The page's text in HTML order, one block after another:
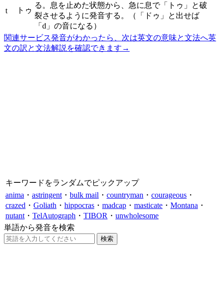
t トゥ
る。息を止めた状態から、急に息で「トゥ」と破
裂させるように発音する。（「ドゥ」と出せば
「d」の音になる）
関連サービス発音がわかったら、次は英文の意味と文法へ英
文の訳と文法解説を確認できます →
キーワードをランダムでピックアップ
anima ・ astringent ・ bulk mail ・ countryman ・ courageous ・
crazed ・ Goliath ・ hippocras ・ madcap ・ masticate ・ Montana ・
nutant ・ TelAutograph ・ TIBOR ・ unwholesome
単語から発音を検索